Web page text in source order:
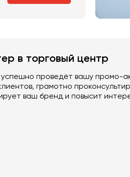
в торговый центр
успешно проведёт вашу промо-
грамотно
ваш бренд и повысит